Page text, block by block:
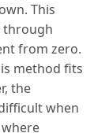
This
through
from zero.
method fits
the
when